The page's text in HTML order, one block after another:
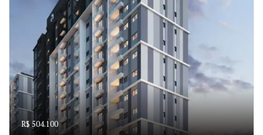
R$ 504.100